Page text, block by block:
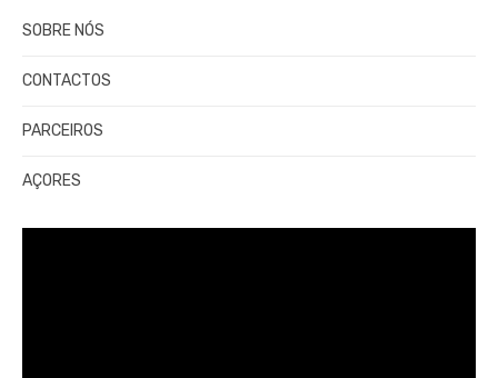
SOBRE NÓS
CONTACTOS
PARCEIROS
AÇORES